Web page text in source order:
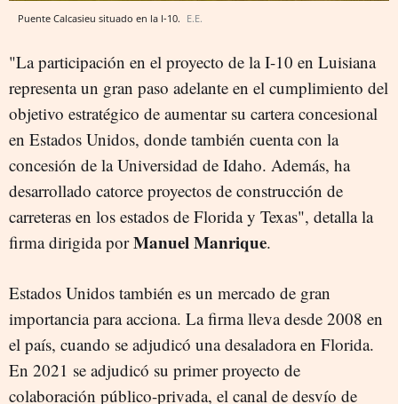
Puente Calcasieu situado en la I-10. E.E.
"La participación en el proyecto de la I-10 en Luisiana
representa un gran paso adelante en el cumplimiento del
objetivo estratégico de aumentar su cartera concesional
en Estados Unidos, donde también cuenta con la
concesión de la Universidad de Idaho. Además, ha
desarrollado catorce proyectos de construcción de
carreteras en los estados de Florida y Texas", detalla la
firma dirigida porManuel Manrique.
Estados Unidos también es un mercado de gran
importancia para acciona. La firma lleva desde 2008 en
el país, cuando se adjudicó una desaladora en Florida.
En 2021 se adjudicó su primer proyecto de
colaboración público-privada, el canal de desvío de